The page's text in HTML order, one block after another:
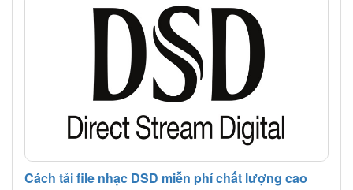
muốn xây dựng hệ thống
nhạc số theo cấu trúc tách
rời server, DAC và khuếch
đại.
Cách tải file nhạc DSD miễn phí chất lượng cao